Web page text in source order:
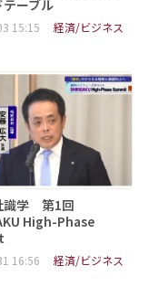
ーブル
15:15 経済/ビジネス
識学 第1回
High-Phase
16:56 経済/ビジネス